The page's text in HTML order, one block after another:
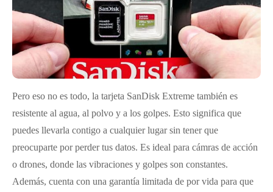
Pero eso no es todo, la tarjeta SanDisk Extreme también es
resistente al agua, al polvo y a los golpes. Esto significa que
puedes llevarla contigo a cualquier lugar sin tener que
preocuparte por perder tus datos. Es ideal para cámras de acción
o drones, donde las vibraciones y golpes son constantes.
Además, cuenta con una garantía limitada de por vida para que